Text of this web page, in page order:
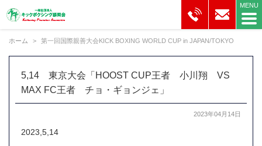
ホーム 第一回国際親善大会KICK BOXING WORLD CUP in JAPAN/TOKYO
5,14 東京大会「HOOST CUP王者 小川翔 VS
MAX FC王者 チョ・ギョンジェ」
2023年04月14日
2023,5,14